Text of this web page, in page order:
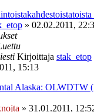
» 02.02.2011,
Kirjoittaja stak_etop
15:13
Alaska: OLWDTW
» 31.01.2011,